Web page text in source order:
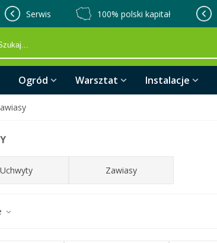
Serwis 100% polski kapitał
Ogród Warsztat Instalacje
Uchwyty Zawiasy